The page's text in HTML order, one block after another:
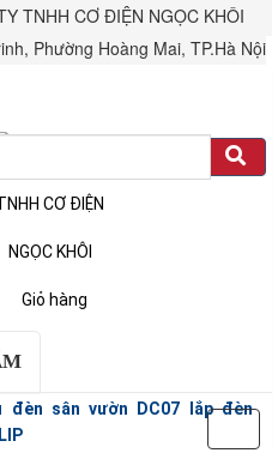
TNHH CƠ ĐIỆN NGỌC KHÔI
Phường Hoàng Mai, TP.Hà Nội
Giỏ hàng
đèn sân vườn DC07 lắp đèn